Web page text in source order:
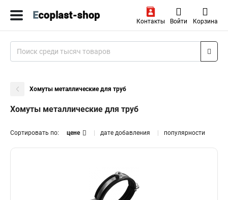
Контакты Войти Корзина
Хомуты металлические для труб
Хомуты металлические для труб
Сортировать по: цене дате добавления популярности